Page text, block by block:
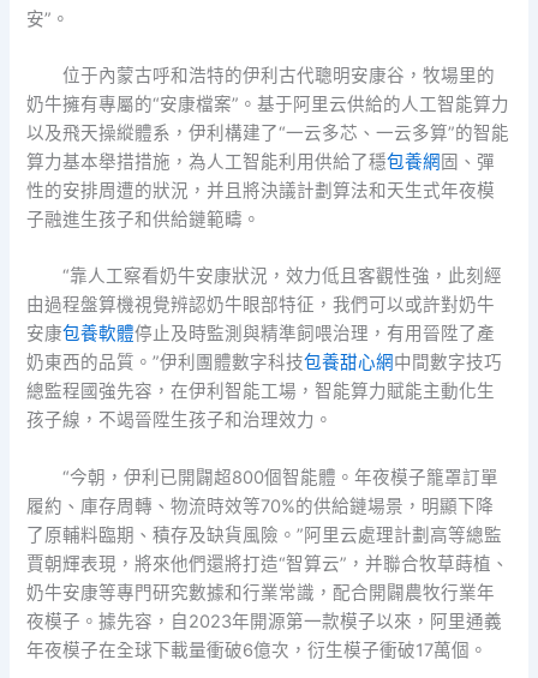
安”。
位于內蒙古呼和浩特的伊利古代聰明安康谷，牧場里的
奶牛擁有專屬的“安康檔案”。基于阿里云供給的人工智能算力
以及飛天操縱體系，伊利構建了“一云多芯、一云多算”的智能
算力基本舉措措施，為人工智能利用供給了穩包養網 固、彈
性的安排周遭的狀況，并且將決議計劃算法和天生式年夜模
子融進生孩子和供給鏈範疇。
“靠人工察看奶牛安康狀況，效力低且客觀性強，此刻經
由過程盤算機視覺辨認奶牛眼部特征，我們可以或許對奶牛
安康包養軟體停止及時監測與精準飼喂治理，有用晉陞了產
奶東西的品質。”伊利團體數字科技包養甜心網中間數字技巧
總監程國強先容，在伊利智能工場，智能算力賦能主動化生
孩子線，不竭晉陞生孩子和治理效力。
“今朝，伊利已開闢超800個智能體。年夜模子籠罩訂單
履約、庫存周轉、物流時效等70%的供給鏈場景，明顯下降
了原輔料臨期、積存及缺貨風險。”阿里云處理計劃高等總監
賈朝輝表現，將來他們還將打造“智算云”，并聯合牧草蒔植、
奶牛安康等專門研究數據和行業常識，配合開闢農牧行業年
夜模子。據先容，自2023年開源第一款模子以來，阿里通義
年夜模子在全球下載量衝破6億次，衍生模子衝破17萬個。